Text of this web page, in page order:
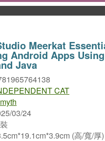
Meerkat
Android Apps
Java
CAT
03/24
(高/寬/厚)